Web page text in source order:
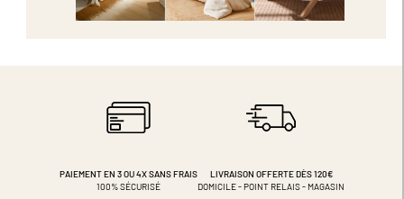
PAIEMENT EN 3 OU 4XSANS FRAIS
100% SÉCURISÉ
LIVRAISON OFFERTE DÈS 120€
DOMICILE - POINT RELAIS - MAGASIN